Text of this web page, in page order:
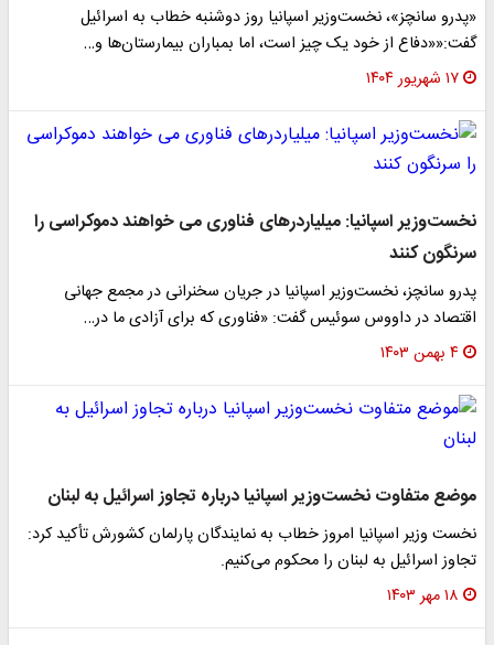
«پدرو سانچز»، نخست‌وزیر اسپانیا روز دوشنبه خطاب به اسرائیل
گفت:««دفاع از خود یک چیز است، اما بمباران بیمارستان‌ها و…
۱۷ شهریور ۱۴۰۴
نخست‌وزیر اسپانیا: میلیاردرهای فناوری می خواهند دموکراسی را
سرنگون کنند
پدرو سانچز، نخست‌وزیر اسپانیا در جریان سخنرانی در مجمع جهانی
اقتصاد در داووس سوئیس گفت: «فناوری که برای آزادی ما در…
۴ بهمن ۱۴۰۳
موضع متفاوت نخست‌وزیر اسپانیا درباره تجاوز اسرائیل به لبنان
نخست وزیر اسپانیا امروز خطاب به نمایندگان پارلمان کشورش تأکید کرد:
تجاوز اسرائیل به لبنان را محکوم می‌کنیم.
۱۸ مهر ۱۴۰۳